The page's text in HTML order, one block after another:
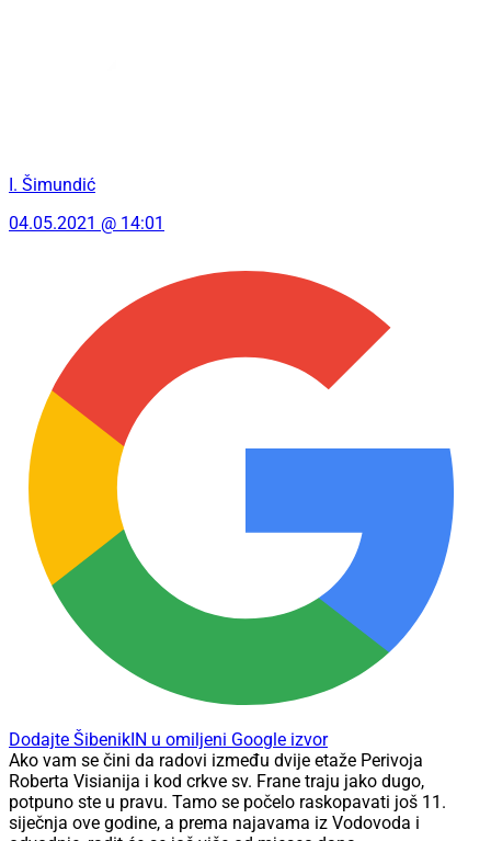
I. Šimundić
04.05.2021 @ 14:01
Dodajte ŠibenikIN u omiljeni Google izvor
Ako vam se čini da radovi između dvije etaže Perivoja
Roberta Visianija i kod crkve sv. Frane traju jako dugo,
potpuno ste u pravu. Tamo se počelo raskopavati još 11.
siječnja ove godine, a prema najavama iz Vodovoda i